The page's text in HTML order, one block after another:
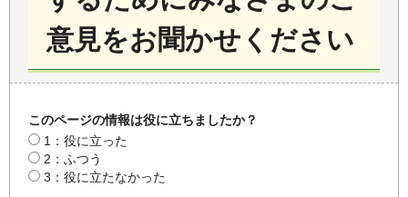
意見をお聞かせください
このページの情報は役に立ちましたか？
1：役に立った
2：ふつう
3：役に立たなかった